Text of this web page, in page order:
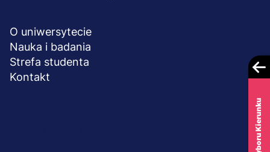
O uniwersytecie
Nauka i badania
Strefa studenta
Kontakt